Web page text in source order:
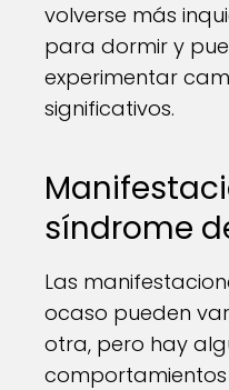
volverse más
para dormir y
experimentar
significativos.
síndrome
Las
ocaso pueden
otra, pero hay